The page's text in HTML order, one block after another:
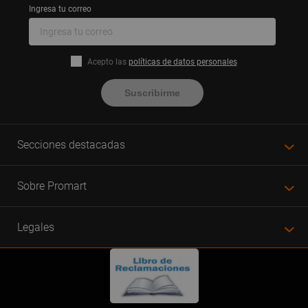
Tapa Ciega Rectangular 1.2 mm
Ingresa tu correo
Acepto las políticas de datos personales
Suscribirme
Secciones destacadas
Sobre Promart
Legales